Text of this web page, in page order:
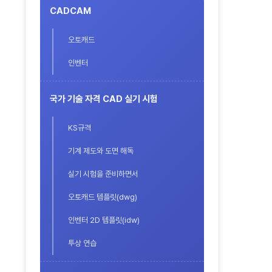
CADCAM
오토캐드
인벤터
국가 기술 자격 CAD 실기 시험
KS규격
기계 제도와 도면 해독
실기 시험을 준비하면서
오토캐드 템플릿(dwg)
인벤터 2D 템플릿(idw)
투상 연습